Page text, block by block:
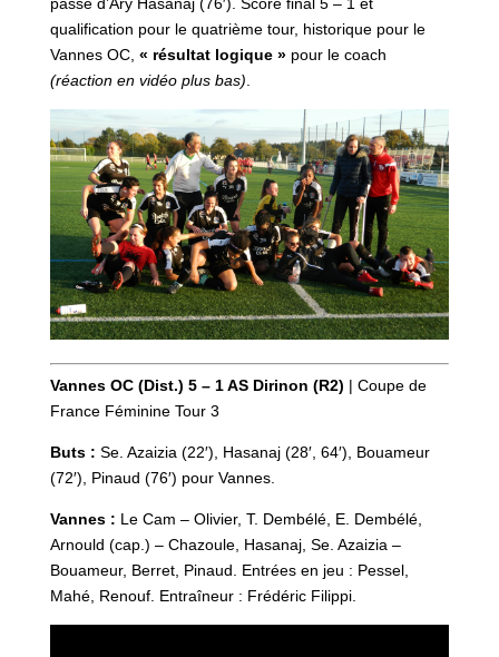
qualification pour le quatrième tour, historique pour le
Vannes OC, « résultat logique »pour le coach
(réaction en vidéo plus bas)
Vannes OC (Dist.) 5 – 1 AS Dirinon (R2) | Coupe de
France Féminine Tour 3
Buts : Se. Azaizia (22′), Hasanaj (28′, 64′), Bouameur
(72′), Pinaud (76′) pour Vannes.
Vannes : Le Cam – Olivier, T. Dembélé, E. Dembélé,
Arnould (cap.) – Chazoule, Hasanaj, Se. Azaizia –
Bouameur, Berret, Pinaud. Entrées en jeu : Pessel,
Mahé, Renouf. Entraîneur : Frédéric Filippi.